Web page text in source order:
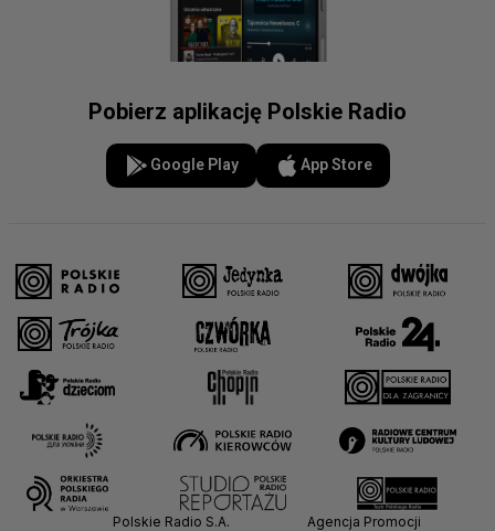
Pobierz aplikację Polskie Radio
Google Play App Store
Polskie Radio S.A.
Agencja Promocji